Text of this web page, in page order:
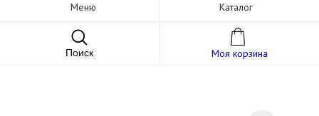
Меню Каталог
Поиск Моя корзина